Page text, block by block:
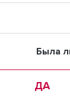
Была
ДА